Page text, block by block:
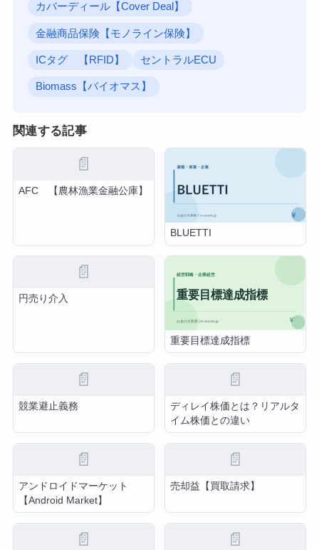
カバーディール【Cover Deal】
金融商品保険【モノライン保険】
ICタグ 【RFID】 セントラルECU
Biomass【バイオマス】
関連する記事
📄
AFC 【農林漁業金融公庫】
BLUETTI
📄
円売り介入
重要目標達成指標
📄
競業避止義務
📄
ディレイ株価とは？リアルタ
イム株価との違い
📄
アンドロイドマーケット
【Android Market】
📄
売却益【買取請求】
📄 📄